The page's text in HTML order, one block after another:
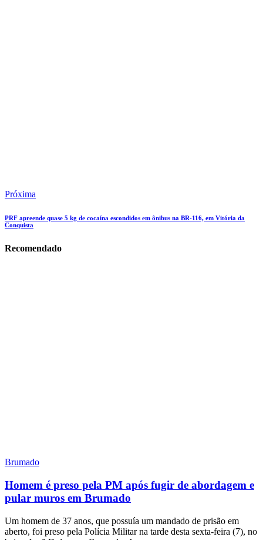
Próxima
PRF apreende quase 5 kg de cocaína escondidos em ônibus na BR-116, em Vitória da
Conquista
Recomendado
Brumado
Homem é preso pela PM após fugir de abordagem e
pular muros em Brumado
Um homem de 37 anos, que possuía um mandado de prisão em
aberto, foi preso pela Polícia Militar na tarde desta sexta-feira (7), no